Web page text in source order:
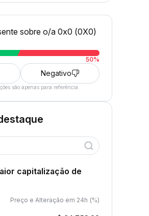
sobre o/a 0x0 (0X0)
50%
Negativo
são apenas para referência.
capitalização de
Preço e Alteração em 24h (%)